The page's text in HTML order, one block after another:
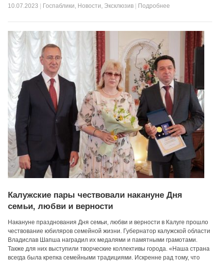
10.07.2023 Госпаблики, Новости, Эксклюзив Подробнее
Калужские пары чествовали накануне Дня
семьи, любви и верности
Накануне празднования Дня семьи, любви и верности в Калуге прошло
чествование юбиляров семейной жизни. Губернатор калужской области
Владислав Шапша наградил их медалями и памятными грамотами.
Также для них выступили творческие коллективы города. «Наша страна
всегда была крепка семейными традициями. Искренне рад тому, что